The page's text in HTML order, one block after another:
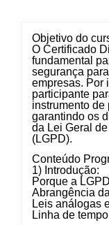
Objetivo do
O Certificado
fundamental
segurança
empresas. Por
participante
instrumento de
garantindo os
da Lei Geral
(LGPD).
Conteúdo
1) Introdução:
Porque a LGPD
Abrangência
Leis análogas
Linha de